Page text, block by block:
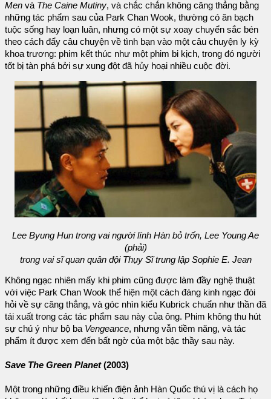
Men và The Caine Mutiny, và chắc chắn không căng thẳng bằng
những tác phẩm sau của Park Chan Wook, thường có ăn bạch
tuộc sống hay loạn luân, nhưng có một sự xoay chuyển sắc bén
theo cách đẩy câu chuyện về tình bạn vào một câu chuyện ly kỳ
khoa trương: phim kết thúc như một phim bi kịch, trong đó người
tốt bị tàn phá bởi sự xung đột đã hủy hoại nhiều cuộc đời.
Lee Byung Hun trong vai người lính Hàn bỏ trốn, Lee Young Ae
(phải)
trong vai sĩ quan quân đội Thụy Sĩ trung lập Sophie E. Jean
Không ngạc nhiên mấy khi phim cũng được làm đầy nghệ thuật
với việc Park Chan Wook thể hiện một cách đáng kinh ngạc đòi
hỏi về sự căng thẳng, và góc nhìn kiểu Kubrick chuẩn như thần đã
tái xuất trong các tác phẩm sau này của ông. Phim không thu hút
sự chú ý như bộ ba Vengeance, nhưng vẫn tiềm năng, và tác
phẩm ít được xem đến bất ngờ của một bậc thầy sau này.
Save The Green Planet(2003)
Một trong những điều khiến điện ảnh Hàn Quốc thú vị là cách họ